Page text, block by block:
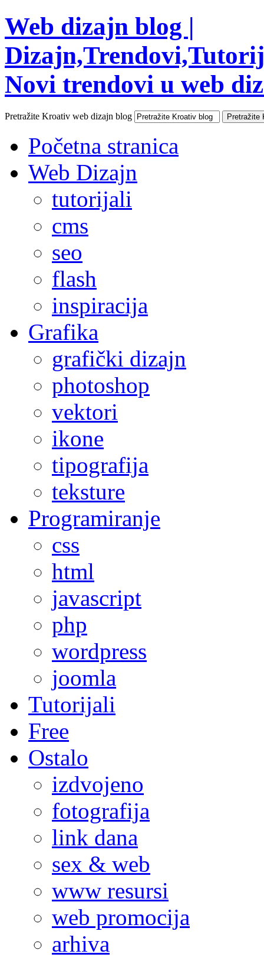
Web dizajn blog |
Novi trendovi u web
Pretražite Kroativ web dizajn blog
Početna stranica
Web Dizajn
tutorijali
cms
seo
flash
inspiracija
Grafika
grafički dizajn
photoshop
vektori
ikone
tipografija
teksture
Programiranje
css
html
javascript
php
wordpress
joomla
Tutorijali
Free
Ostalo
izdvojeno
fotografija
link dana
sex & web
www resursi
web promocija
arhiva